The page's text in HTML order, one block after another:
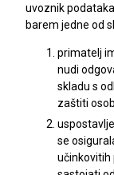
uvoznik
barem jedne od
primatelj
nudi
skladu s
zaštiti
se
učinkovitih